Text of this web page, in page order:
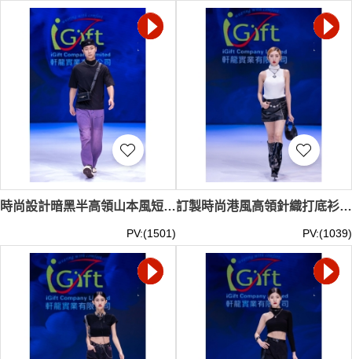
時尚設計暗黑半高領山本風短袖T恤 訂製男春夏寬鬆純色打底衫 設計紫色男裝牛仔褲 直筒老爹牛仔褲 oversize闊腿褲 Y2K T540
PV:(1501)
訂製時尚港風高領針織打底衫 設計女內搭秋冬辣妹性感緊身背心 別緻無袖上衣 美式辣妹PU皮短裙 設計性感高腰包臀半身裙 秋冬爆款工裝裙褲 Y2K T539
PV:(1039)